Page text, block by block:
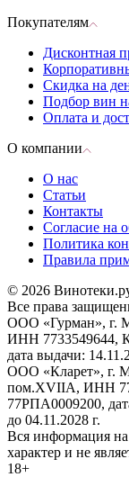
Покупателям
Дисконтная
Скидка на
Подбор вин
Оплата и
О компании
О нас
Статьи
Контакты
Согласие на
Политика
Правила
© 2026
Все права
ООО «Гурман», г.
ИНН 7733549644,
дата выдачи:
ООО «Кларет», г.
пом.XVIIA, ИНН
77РПА0009200,
до 04.11.2028 г.
Вся информация
характер и не
18+